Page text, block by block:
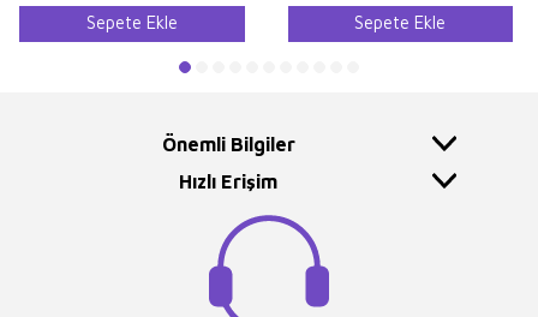
Sepete Ekle Sepete Ekle
Önemli Bilgiler
Hızlı Erişim